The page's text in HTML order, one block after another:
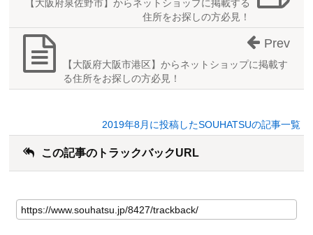
【大阪府泉佐野市】からネットショップに掲載する
住所をお探しの方必見！
【大阪府大阪市港区】からネットショップに掲載す
る住所をお探しの方必見！
Prev
2019年8月に投稿したSOUHATSUの記事一覧
この記事のトラックバックURL